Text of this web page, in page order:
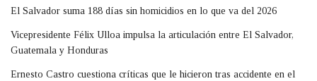
El Salvador suma 188 días sin homicidios en lo que va del 2026
Vicepresidente Félix Ulloa impulsa la articulación entre El Salvador,
Guatemala y Honduras
Ernesto Castro cuestiona críticas que le hicieron tras accidente en el